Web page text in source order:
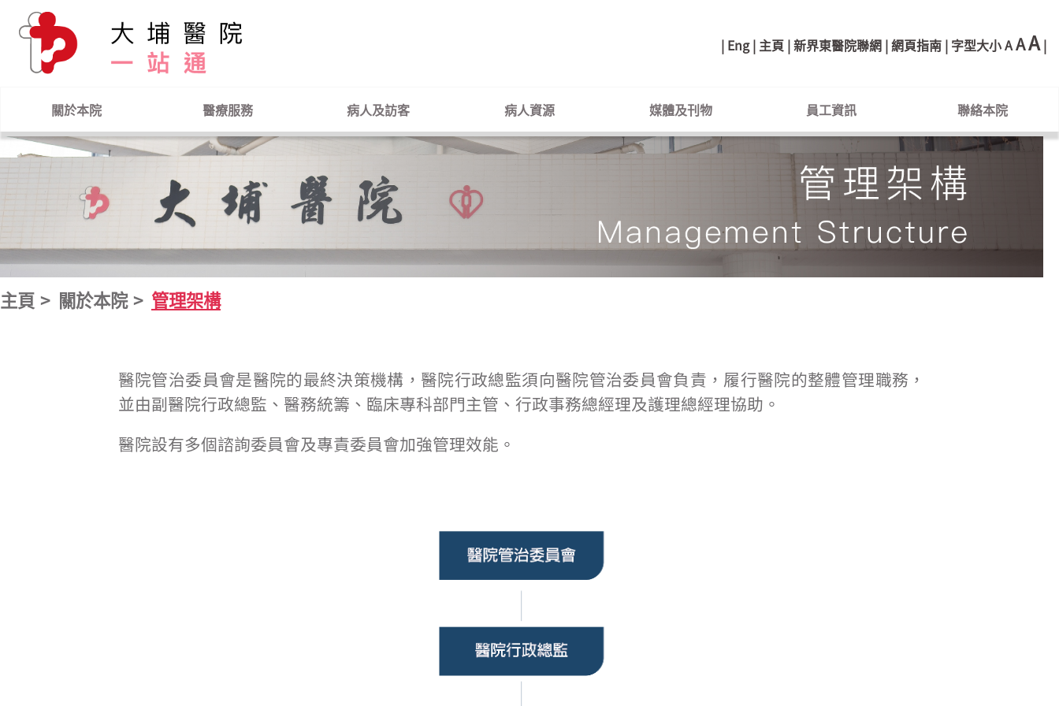
跳到主要內容
Eng 主頁 新界東醫院聯網 網頁指南 字型大小AAA
關於本院 醫療服務 病人及訪客 病人資源 媒體及刊物 員工資訊 聯絡本院
主頁 關於本院 管理架構
醫院管治委員會是醫院的最終決策機構，醫院行政總監須向醫院管治委員會負責，履行醫院的整體管理職務，
並由副醫院行政總監、醫務統籌、臨床專科部門主管、行政事務總經理及護理總經理協助。
醫院設有多個諮詢委員會及專責委員會加強管理效能。